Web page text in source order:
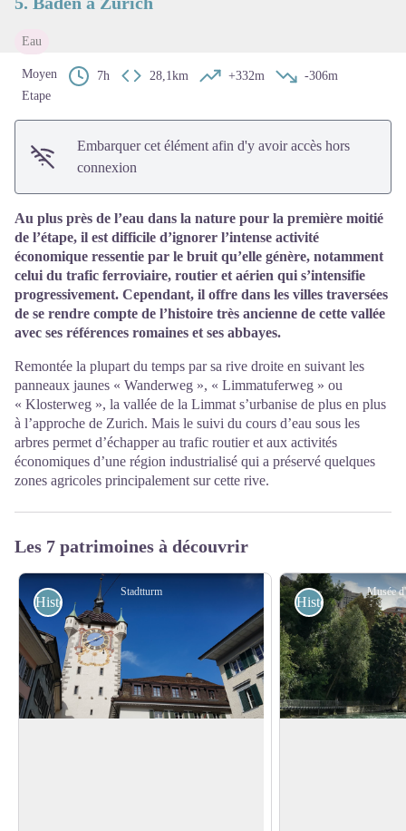
Eau
Moyen 7h 28,1km +332m
-306m
Etape
Embarquer cet élément afin d'y avoir accès hors
connexion
Au plus près de l’eau dans la nature pour la première moitié
de l’étape, il est difficile d’ignorer l’intense activité
économique ressentie par le bruit qu’elle génère, notamment
celui du trafic ferroviaire, routier et aérien qui s’intensifie
progressivement. Cependant, il offre dans les villes traversées
de se rendre compte de l’histoire très ancienne de cette vallée
avec ses références romaines et ses abbayes.
Remontée la plupart du temps par sa rive droite en suivant les
panneaux jaunes « Wanderweg », « Limmatuferweg » ou
« Klosterweg », la vallée de la Limmat s’urbanise de plus en plus
à l’approche de Zurich. Mais le suivi du cours d’eau sous les
arbres permet d’échapper au trafic routier et aux activités
économiques d’une région industrialisé qui a préservé quelques
zones agricoles principalement sur cette rive.
Les 7 patrimoines à découvrir
Stadtturm
Historiques
Musée
Historiques